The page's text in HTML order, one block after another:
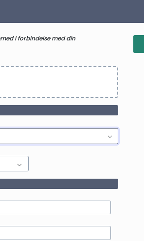
i forbindelse med din